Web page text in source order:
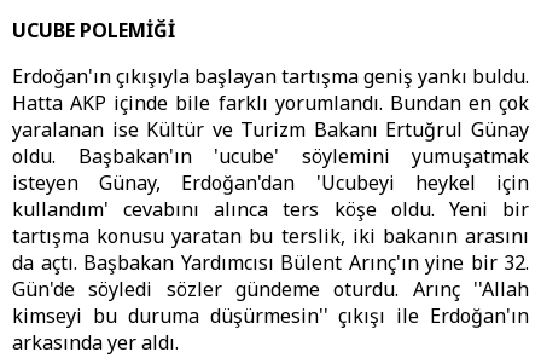
UCUBE POLEMİĞİ
Erdoğan'ın çıkışıyla başlayan tartışma geniş yankı buldu.
Hatta AKP içinde bile farklı yorumlandı. Bundan en çok
yaralanan ise Kültür ve Turizm Bakanı Ertuğrul Günay
oldu. Başbakan'ın 'ucube' söylemini yumuşatmak
isteyen Günay, Erdoğan'dan 'Ucubeyi heykel için
kullandım' cevabını alınca ters köşe oldu. Yeni bir
tartışma konusu yaratan bu terslik, iki bakanın arasını
da açtı. Başbakan Yardımcısı Bülent Arınç'ın yine bir 32.
Gün'de söyledi sözler gündeme oturdu. Arınç ''Allah
kimseyi bu duruma düşürmesin'' çıkışı ile Erdoğan'ın
arkasında yer aldı.